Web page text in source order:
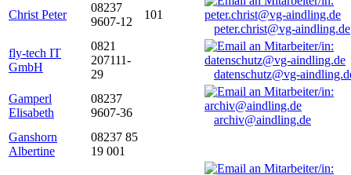
Christ Peter
08237
9607-12
101
peter.christ@vg-aindling.de
fly-tech IT
GmbH
0821
207111-
29
datenschutz@vg-
Gamperl
Elisabeth
08237
9607-36
archiv@aindling.de
Ganshorn
Albertine
08237 85
19 001